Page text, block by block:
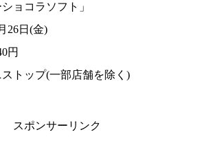
ョコラソフト」
26日(金)
円
トップ(一部店舗を除く)
スポンサーリンク